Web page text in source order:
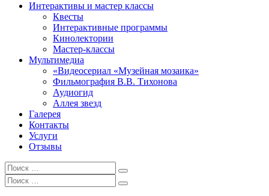
Интерактивы и мастер классы
Квесты
Интерактивные программы
Кинолектории
Мастер-классы
Мультимедиа
«Видеосериал «Музейная мозаика»
Фильмография В.В. Тихонова
Аудиогид
Аллея звезд
Галерея
Контакты
Услуги
Отзывы
Искать:
Поиск
Искать:
Поиск